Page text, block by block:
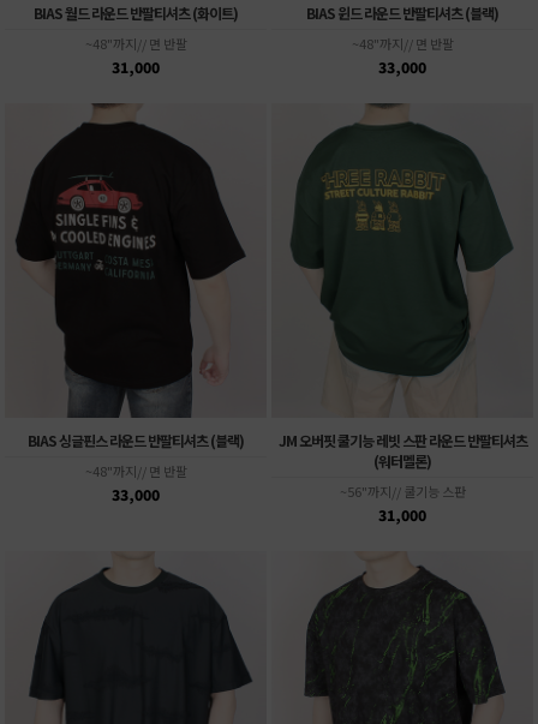
BIAS 월드 라운드 반팔티셔츠 (화이트)
~48"까지// 면 반팔
31,000
BIAS 윈드 라운드 반팔티셔츠 (블랙)
~48"까지// 면 반팔
33,000
BIAS 싱글핀스 라운드 반팔티셔츠 (블랙)
~48"까지// 면 반팔
33,000
JM 오버핏 쿨기능 레빗 스판 라운드 반팔티셔츠
(워터멜론)
~56"까지// 쿨기능 스판
31,000